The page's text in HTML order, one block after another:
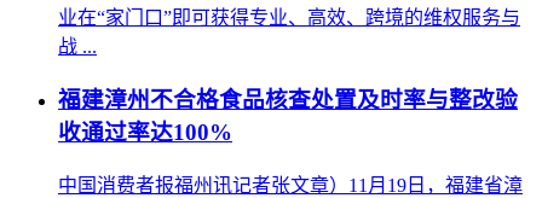
业在“家门口”即可获得专业、高效、跨境的维权服务与
战 ...
福建漳州不合格食品核查处置及时率与整改验
收通过率达100%
中国消费者报福州讯记者张文章）11月19日，福建省漳